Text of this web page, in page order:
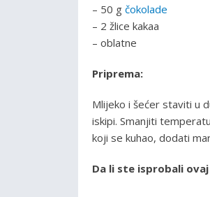
– 50 g čokolade
– 2 žlice kakaa
– oblatne
Priprema:
Mlijeko i šećer staviti u
iskipi. Smanjiti
koji se kuhao, dodati
Da li ste isprobali